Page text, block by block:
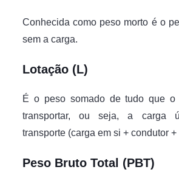
Conhecida como peso morto é o
sem a carga.
Lotação (L)
É o peso somado de tudo que o
transportar, ou seja, a carga
transporte (carga em si + condutor
Peso Bruto Total (PBT)